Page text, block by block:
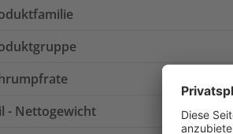
- Nettogewicht